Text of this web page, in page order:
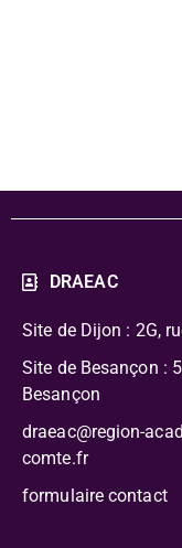
DRAEAC
Site de Dijon : 2G,
Site de Besançon :
Besançon
draeac@region-
comte.fr
formulaire contact